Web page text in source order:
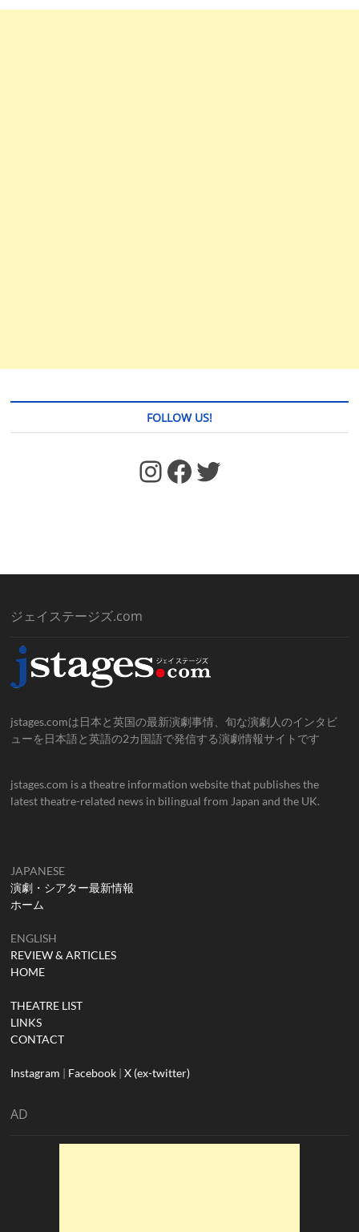
FOLLOW US!
https://www.facebook.com/jstages/ Facebook Twitter
ジェイステージズ.com
jstages.comは日本と英国の最新演劇事情、旬な演劇人のインタビ
ューを日本語と英語の2カ国語で発信する演劇情報サイトです
jstages.com is a theatre information website that publishes the
latest theatre-related news in bilingual from Japan and the UK.
JAPANESE
演劇・シアター最新情報
ホーム
ENGLISH
REVIEW & ARTICLES
HOME
THEATRE LIST
LINKS
CONTACT
Instagram | Facebook |X (ex-twitter)
AD